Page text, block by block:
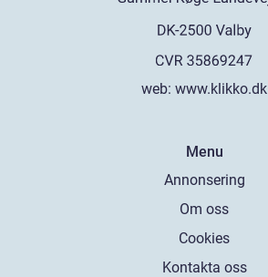
web: www.klikko.dk
Menu
Annonsering
Om oss
Cookies
Kontakta oss